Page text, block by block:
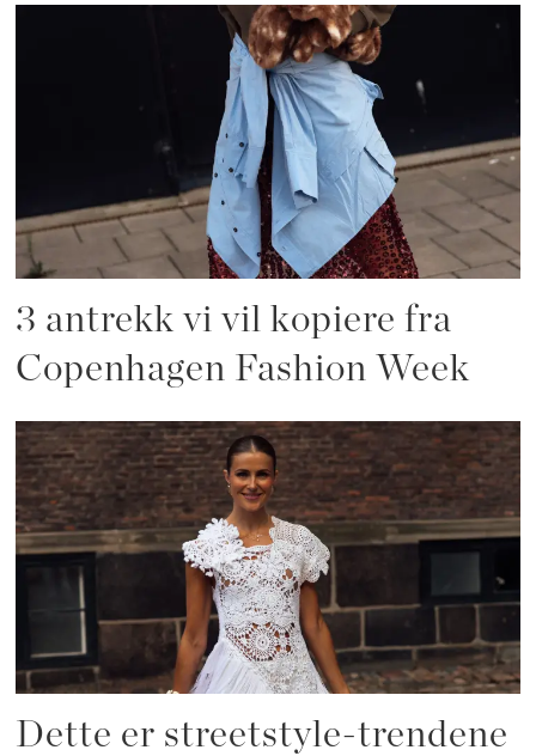
3 antrekk vi vil kopiere fra
Copenhagen Fashion Week
Dette er streetstyle-trendene